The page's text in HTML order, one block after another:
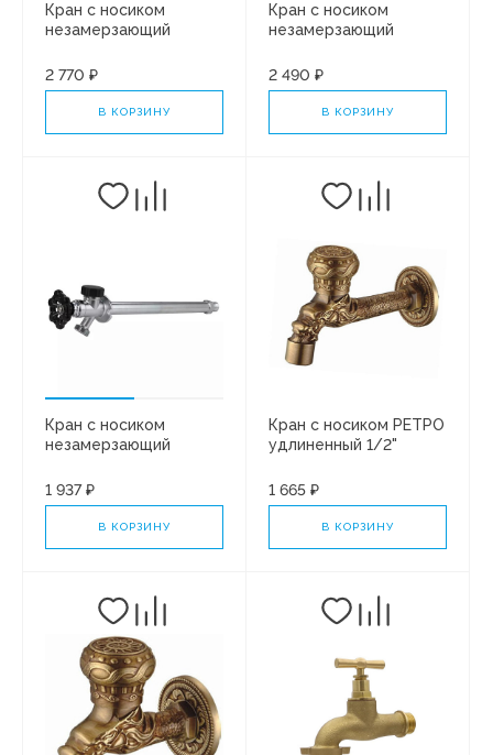
Кран с носиком
незамерзающий
VRGL20-650
2 770 ₽
В КОРЗИНУ
Кран с носиком
незамерзающий
VRGL20-550
2 490 ₽
В КОРЗИНУ
Кран с носиком
незамерзающий
VRGL20-250
1 937 ₽
В КОРЗИНУ
Кран с носиком РЕТРО
удлиненный 1/2"
(1/50)
1 665 ₽
В КОРЗИНУ